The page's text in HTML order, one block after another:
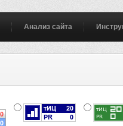
Анализ сайта